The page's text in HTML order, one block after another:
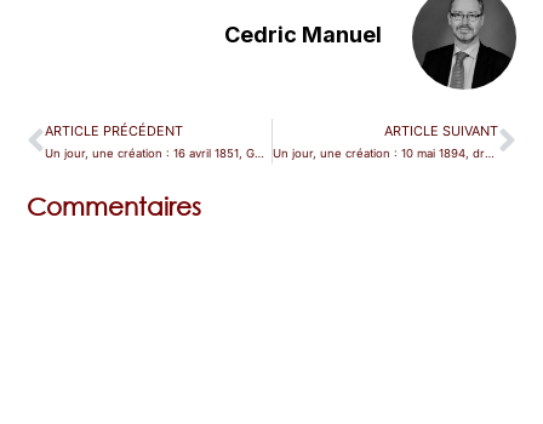
Cedric Manuel
ARTICLE PRÉCÉDENT ARTICLE SUIVANT
Un jour, une création : 10 mai 1894, drôle de Guntram
Commentaires